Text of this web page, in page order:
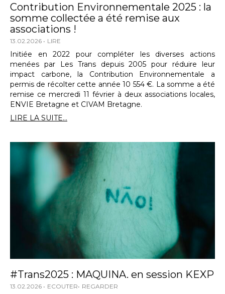
Contribution Environnementale 2025 : la
somme collectée a été remise aux
associations !
13.02.2026 LIRE
Initiée en 2022 pour compléter les diverses actions
menées par Les Trans depuis 2005 pour réduire leur
impact carbone, la Contribution Environnementale a
permis de récolter cette année 10 554 €. La somme a été
remise ce mercredi 11 février à deux associations locales,
ENVIE Bretagne et CIVAM Bretagne.
LIRE LA SUITE...
#Trans2025 : MAQUINA. en session KEXP
13.02.2026 ECOUTER REGARDER